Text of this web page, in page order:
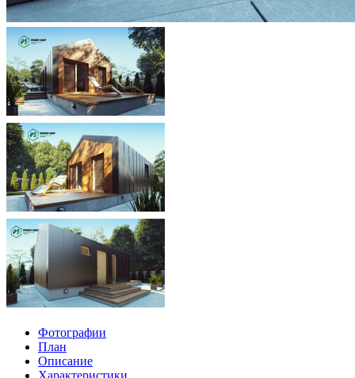
Фотографии
План
Описание
Характеристики